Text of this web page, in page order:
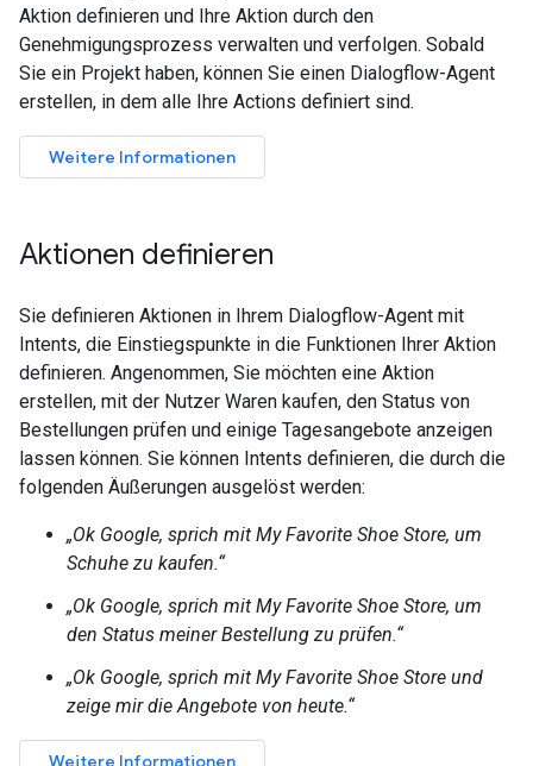
Aktion definieren und Ihre Aktion durch den
Genehmigungsprozess verwalten und verfolgen. Sobald
Sie ein Projekt haben, können Sie einen Dialogflow-Agent
erstellen, in dem alle Ihre Actions definiert sind.
Weitere Informationen
Aktionen definieren
Sie definieren Aktionen in Ihrem Dialogflow-Agent mit
Intents, die Einstiegspunkte in die Funktionen Ihrer Aktion
definieren. Angenommen, Sie möchten eine Aktion
erstellen, mit der Nutzer Waren kaufen, den Status von
Bestellungen prüfen und einige Tagesangebote anzeigen
lassen können. Sie können Intents definieren, die durch die
folgenden Äußerungen ausgelöst werden:
„Ok Google, sprich mit My Favorite Shoe Store, um
Schuhe zu kaufen.“
„Ok Google, sprich mit My Favorite Shoe Store, um
den Status meiner Bestellung zu prüfen.“
„Ok Google, sprich mit My Favorite Shoe Store und
zeige mir die Angebote von heute.“
Weitere Informationen